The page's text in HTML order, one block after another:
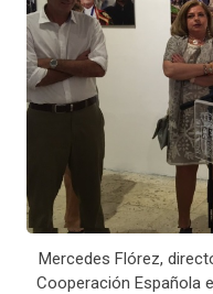
Mercedes Flórez,
Cooperación Española